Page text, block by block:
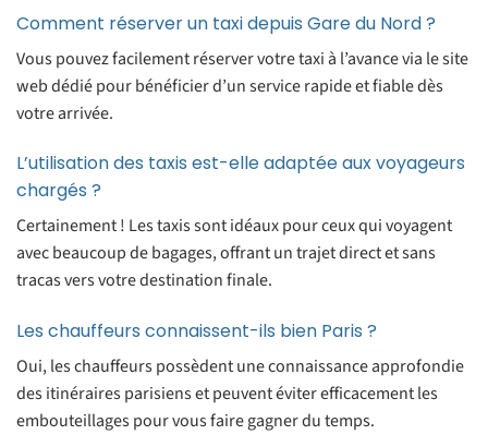
Comment réserver un taxi depuis Gare du Nord ?
Vous pouvez facilement réserver votre taxi à l’avance via le site
web dédié pour bénéficier d’un service rapide et fiable dès
votre arrivée.
L’utilisation des taxis est-elle adaptée aux voyageurs
chargés ?
Certainement ! Les taxis sont idéaux pour ceux qui voyagent
avec beaucoup de bagages, offrant un trajet direct et sans
tracas vers votre destination finale.
Les chauffeurs connaissent-ils bien Paris ?
Oui, les chauffeurs possèdent une connaissance approfondie
des itinéraires parisiens et peuvent éviter efficacement les
embouteillages pour vous faire gagner du temps.